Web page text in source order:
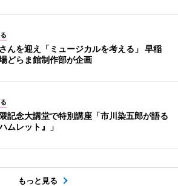
んを迎え「ミュージカルを考える」 早稲
どらま館制作部が企画
記念大講堂で特別講座「市川染五郎が語る
ムレット』」
もっと見る